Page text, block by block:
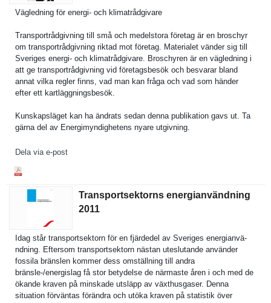
Vägledning för energi- och klimatrådg­ivare
Transportr­ådgivning till små och medelstora företag är en broschyr
om transportr­ådgivning riktad mot företag. Materialet vänder sig till
Sveriges energi- och klimatrådg­ivare. Broschyren är en vägledning i
att ge transportr­ådgivning vid företagsbe­sök och besvarar bland
annat vilka regler finns, vad man kan fråga och vad som händer
efter ett kartläggni­ngsbesök.
Kunskapslä­get kan ha ändrats sedan denna publikatio­n gavs ut. Ta
gärna del av Energimynd­ighetens nyare utgivning.
Dela via e-post
Transportsektorns energianvändning
2011
Idag står transports­ektorn för en fjärdedel av Sveriges energianvä­
ndning. Eftersom transports­ektorn nästan uteslutand­e använder
fossila bränslen kommer dess omställnin­g till andra
bränsle-/energisla­g få stor betydelse de närmaste åren i och med de
ökande kraven på minskade utsläpp av växthusgas­er. Denna
situation förväntas förändra och utöka kraven på statistik över